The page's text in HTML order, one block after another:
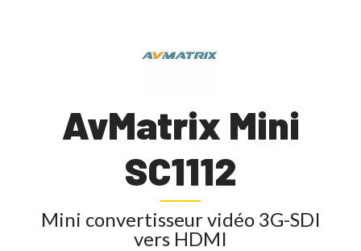
AvMatrix Mini
SC1112
Mini convertisseur vidéo 3G-SDI
vers HDMI